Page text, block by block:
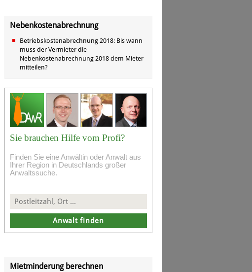
Nebenkostenabrechnung
Betriebskostenabrechnung 2018: Bis wann
muss der Vermieter die
Nebenkostenabrechnung 2018 dem Mieter
mitteilen?
Sie brauchen Hilfe vom Profi?
Finden Sie eine Anwältin oder Anwalt aus
Ihrer Region in Deutschlands großer
Anwaltssuche.
Mietminderung berechnen